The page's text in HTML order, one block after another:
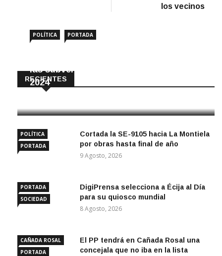
los vecinos
RECIENTES
POLÍTICA PORTADA
las subvenciones municipales desde
2024
POLÍTICA
PORTADA
Cortada la SE-9105 hacia La Montiela
por obras hasta final de año
9 Agosto, 2026
PORTADA
SOCIEDAD
DigiPrensa selecciona a Écija al Día
para su quiosco mundial
8 Agosto, 2026
CAÑADA ROSAL
PORTADA
El PP tendrá en Cañada Rosal una
concejala que no iba en la lista